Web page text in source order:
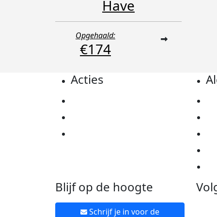
Have
Opgehaald:
€174
Acties
Blijf op de hoogte
Schrijf je in voor de